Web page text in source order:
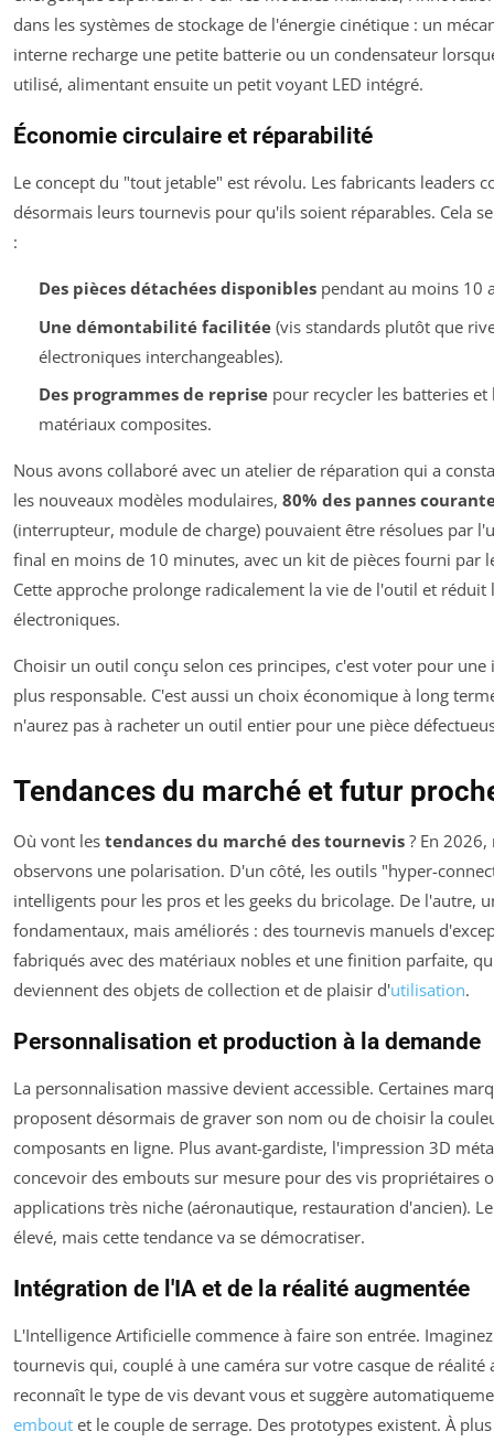
dans les systèmes de stockage de l'énergie cinétique : un
interne recharge une petite batterie ou un condensateur
utilisé, alimentant ensuite un petit voyant LED intégré.
Économie circulaire et réparabilité
Le concept du "tout jetable" est révolu. Les fabricants leaders
désormais leurs tournevis pour qu'ils soient réparables. Cela
:
Des pièces détachées disponiblespendant au moins 10
Une démontabilité facilitée(vis standards plutôt que
électroniques interchangeables).
Des programmes de reprisepour recycler les batteries et
matériaux composites.
Nous avons collaboré avec un atelier de réparation qui a
les nouveaux modèles modulaires, 80% des pannes
(interrupteur, module de charge) pouvaient être résolues par
final en moins de 10 minutes, avec un kit de pièces fourni par
Cette approche prolonge radicalement la vie de l'outil et réduit
électroniques.
Choisir un outil conçu selon ces principes, c'est voter pour une
plus responsable. C'est aussi un choix économique à long
n'aurez pas à racheter un outil entier pour une pièce
Tendances du marché et futur
Où vont les tendances du marché des tournevis ? En 2026,
observons une polarisation. D'un côté, les outils "hyper-
intelligents pour les pros et les geeks du bricolage. De l'autre,
fondamentaux, mais améliorés : des tournevis manuels
fabriqués avec des matériaux nobles et une finition parfaite,
deviennent des objets de collection et de plaisir d'utilisation.
Personnalisation et production à la demande
La personnalisation massive devient accessible. Certaines
proposent désormais de graver son nom ou de choisir la
composants en ligne. Plus avant-gardiste, l'impression 3D
concevoir des embouts sur mesure pour des vis propriétaires
applications très niche (aéronautique, restauration d'ancien).
élevé, mais cette tendance va se démocratiser.
Intégration de l'IA et de la réalité augmentée
L'Intelligence Artificielle commence à faire son entrée.
tournevis qui, couplé à une caméra sur votre casque de réalité
reconnaît le type de vis devant vous et suggère
embout et le couple de serrage. Des prototypes existent. À